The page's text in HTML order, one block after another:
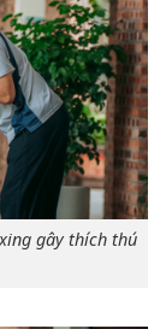
gây thích thú